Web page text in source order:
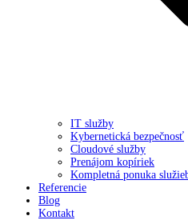
IT služby
Kybernetická bezpečnosť
Cloudové služby
Prenájom kopíriek
Kompletná ponuka
Referencie
Blog
Kontakt